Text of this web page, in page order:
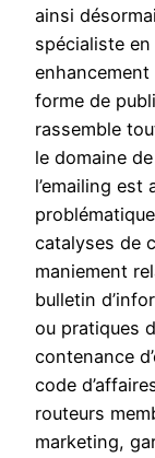
ainsi
spécialiste
enhancement
forme de
rassemble
le domaine
l’emailing est
catalyses de
maniement
bulletin
ou pratiques
contenance
code
routeurs
marketing,